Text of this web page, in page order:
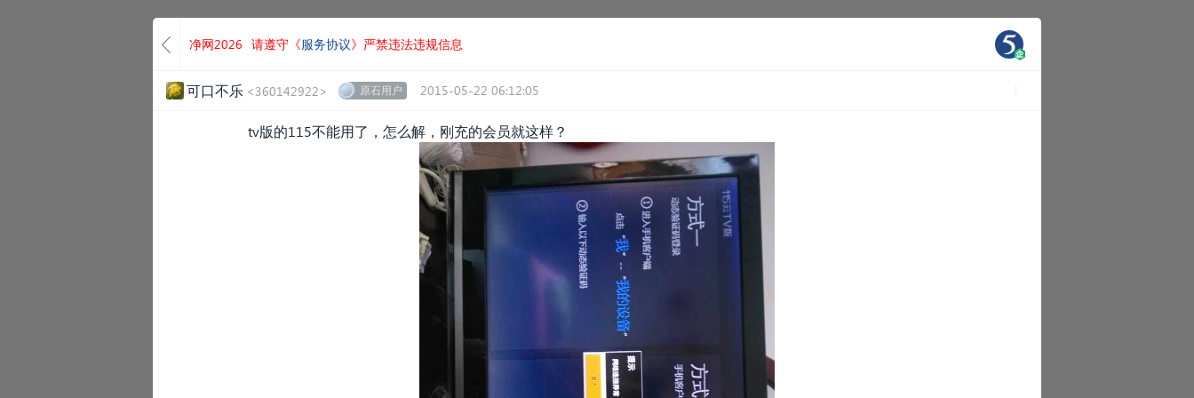
净网2026 请遵守《服务协议》严禁违法违规信息
可口不乐 <360142922> 原石用户 2015-05-22 06:12:05
tv版的115不能用了，怎么解，刚充的会员就这样？